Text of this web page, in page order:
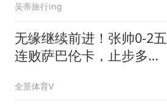
吴蒂旅行ing
无缘继续前进！张帅0-2五
连败萨巴伦卡，止步多伦
全景体育V